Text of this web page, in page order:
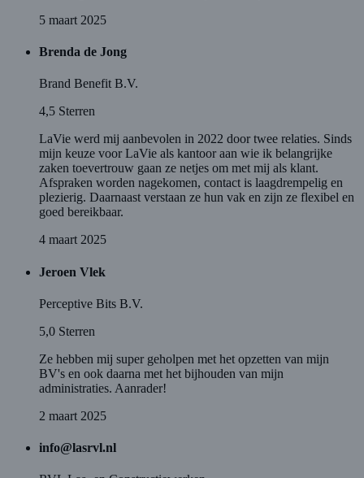
5 maart 2025
Brenda de Jong
Brand Benefit B.V.
4,5 Sterren
LaVie werd mij aanbevolen in 2022 door twee relaties. Sinds
mijn keuze voor LaVie als kantoor aan wie ik belangrijke
zaken toevertrouw gaan ze netjes om met mij als klant.
Afspraken worden nagekomen, contact is laagdrempelig en
plezierig. Daarnaast verstaan ze hun vak en zijn ze flexibel en
goed bereikbaar.
4 maart 2025
Jeroen Vlek
Perceptive Bits B.V.
5,0 Sterren
Ze hebben mij super geholpen met het opzetten van mijn
BV's en ook daarna met het bijhouden van mijn
administraties. Aanrader!
2 maart 2025
info@lasrvl.nl